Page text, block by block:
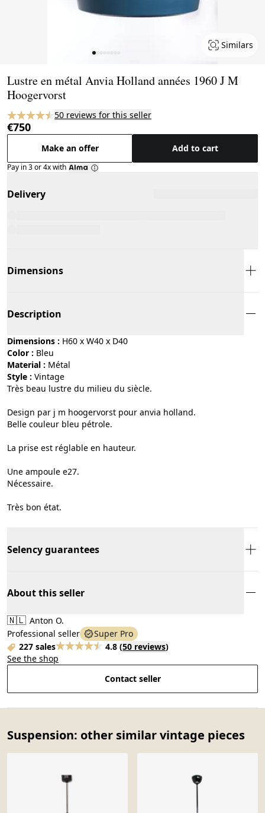
Similars
Lustre en métal Anvia Holland années 1960 J M
Hoogervorst
50 reviews for this seller
€750
Make an offer Add to cart
Pay in 3 or 4x with
Delivery
Dimensions
Description
Dimensions : H60 x W40 x D40
Color :
bleu
Material :
métal
Style :
vintage
Très beau lustre du milieu du siècle.
Design par j m hoogervorst pour anvia holland.
Belle couleur bleu pétrole.
La prise est réglable en hauteur.
Une ampoule e27.
Nécessaire.
Très bon état.
Selency guarantees
About this seller
🇳🇱 Anton O.
Professional seller
Super Pro
227 sales
4.8 (50 reviews)
See the shop
Contact seller
Suspension: other similar vintage pieces